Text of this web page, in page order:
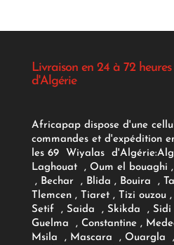
Livraison en 24 à 72
d'Algérie
Africapap dispose d'une
commandes et d'expédition
les 69 Wiyalas d'Algérie:
Laghouat , Oum el bouaghi
, Bechar , Blida , Bouira ,
Tlemcen , Tiaret , Tizi
Setif , Saida , Skikda , Sidi
Guelma , Constantine ,
Msila , Mascara , Ouargla